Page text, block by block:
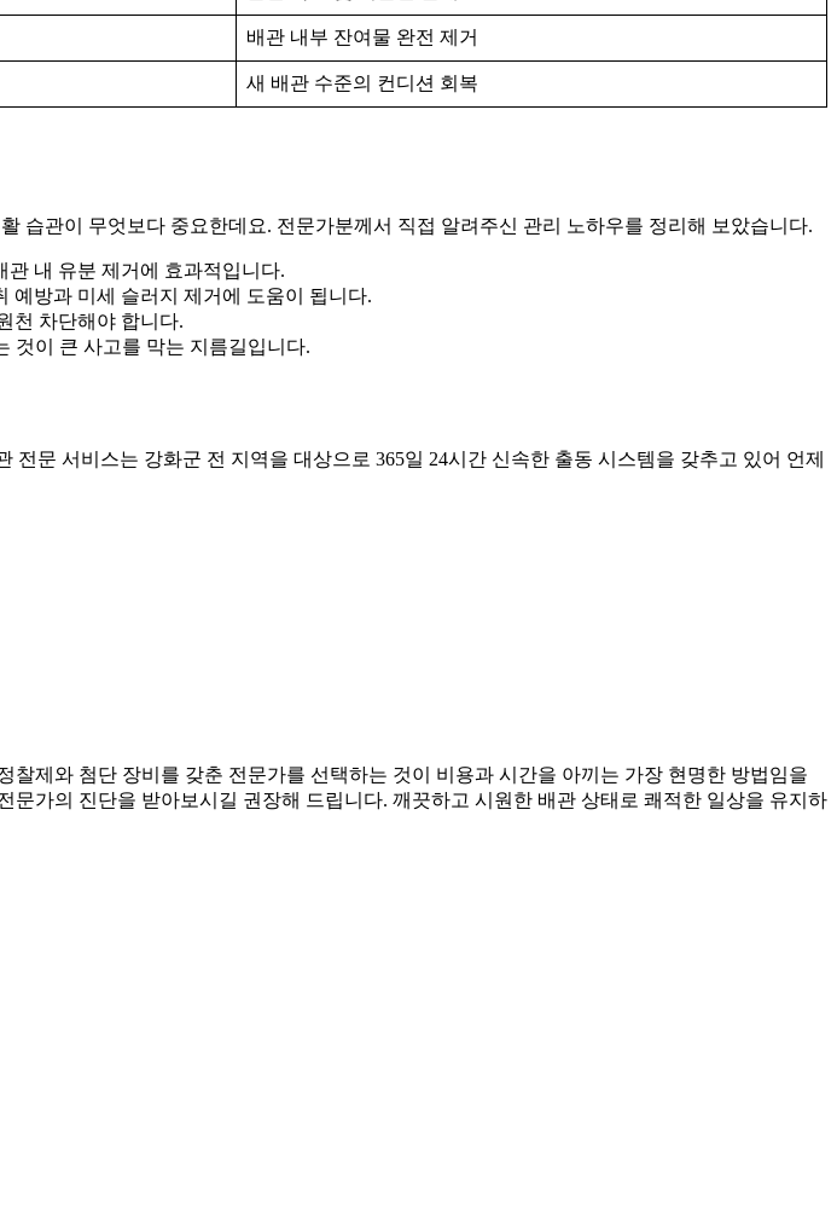
배관 내부 잔여물 완전 제거
새 배관 수준의 컨디션 회복
습관이 무엇보다 중요한데요. 전문가분께서 직접 알려주신 관리 노하우를 정리해 보았습니다.
내 유분 제거에 효과적입니다.
예방과 미세 슬러지 제거에 도움이 됩니다.
천 차단해야 합니다.
것이 큰 사고를 막는 지름길입니다.
문 서비스는 강화군 전 지역을 대상으로 365일 24시간 신속한 출동 시스템을 갖추고 있어 언제
제와 첨단 장비를 갖춘 전문가를 선택하는 것이 비용과 시간을 아끼는 가장 현명한 방법임을
가의 진단을 받아보시길 권장해 드립니다. 깨끗하고 시원한 배관 상태로 쾌적한 일상을 유지하